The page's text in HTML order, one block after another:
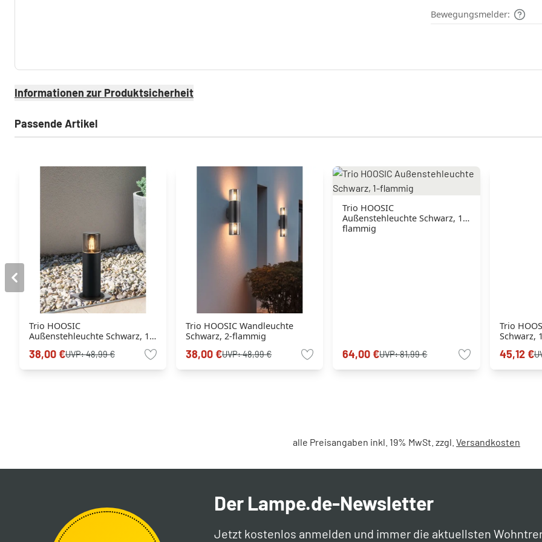
Bewegungsmelder:
Informationen zur Produktsicherheit
Passende Artikel
Trio HOOSIC
Außenstehleuchte Schwarz, 1-
38,00 €UVP:48,99 €
Trio HOOSIC Wandleuchte
Schwarz, 2-flammig
38,00 €UVP:48,99 €
Trio HOOSIC
Außenstehleuchte Schwarz, 1-
flammig
64,00 €UVP:81,99 €
Trio
Schwarz,
45,12 €
alle Preisangaben inkl. 19% MwSt. zzgl. Versandkosten
Der Lampe.de-Newsletter
Jetzt kostenlos anmelden und immer die aktuellsten